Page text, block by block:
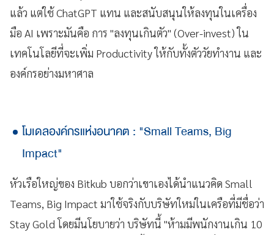
แล้ว แต่ใช้ ChatGPT แทน และสนับสนุนให้ลงทุนในเครื่อง
มือ AI เพราะมันคือ การ "ลงทุนเกินตัว" (Over-invest) ใน
เทคโนโลยีที่จะเพิ่ม Productivity ให้กับทั้งตัววัยทำงาน และ
องค์กรอย่างมหาศาล
โมเดลองค์กรแห่งอนาคต : "Small Teams, Big
Impact"
หัวเรือใหญ่ของ Bitkub บอกว่าเขาเองได้นำแนวคิด Small
Teams, Big Impact มาใช้จริงกับบริษัทใหม่ในเครือที่มีชื่อว่า
Stay Gold โดยมีนโยบายว่า บริษัทนี้ "ห้ามมีพนักงานเกิน 10